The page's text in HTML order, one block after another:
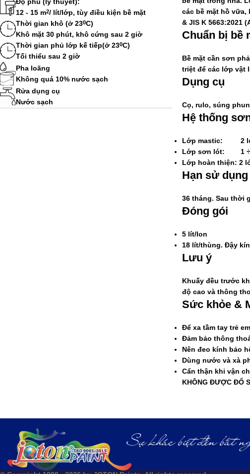
12 - 15 m2/ lít/lớp, tùy điều kiện bề mặt
Thời gian khô (ở 230C)
Khô mặt 30 phút, khô cứng sau 2 giờ
Thời gian phủ lớp kế tiếp(ở 230C)
Tối thiểu sau 2 giờ
Pha loãng
Không quá 10% nước sạch
Rửa dụng cụ
Nước sạch
các bề mặt hồ
& JIS K 5663:2021
Chuẩn bị bề
Bề mặt cần sơn
triệt để các lớp vật
Dụng cụ
Cọ, rulo, súng
Hệ thống
Lớp mastic: 2 lớp
Lớp sơn lót: 1 ÷
Lớp hoàn thiện: 2
Hạn sử dụng
36 tháng. Sau thời
Đóng gói
5 lít/lon
18 lít/thùng. Đậy
Lưu ý
Khuấy đều trước
độ cao và thông
Sức khỏe &
Để xa tầm tay trẻ
Đảm bảo thông
Nên đeo kính bảo
Dùng nước và xà
Cẩn thận khi vận
KHÔNG ĐƯỢC ĐỔ